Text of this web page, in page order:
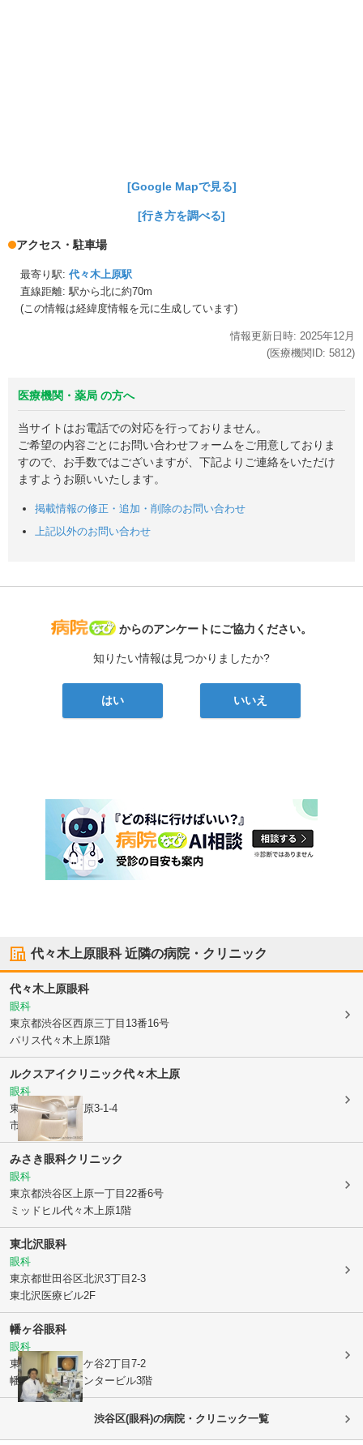
[Google Mapで見る]
[行き方を調べる]
アクセス・駐車場
最寄り駅: 代々木上原駅
直線距離: 駅から北に約70m
(この情報は経緯度情報を元に生成しています)
情報更新日時: 2025年12月
(医療機関ID: 5812)
医療機関・薬局 の方へ
当サイトはお電話での対応を行っておりません。
ご希望の内容ごとにお問い合わせフォームをご用意しておりま
すので、お手数ではございますが、下記よりご連絡をいただけ
ますようお願いいたします。
掲載情報の修正・追加・削除のお問い合わせ
上記以外のお問い合わせ
病院なび
からのアンケートにご協力ください。
知りたい情報は見つかりましたか?
はい いいえ
代々木上原眼科近隣の病院・クリニック
代々木上原眼科
眼科
東京都渋谷区西原三丁目13番16号
パリス代々木上原1階
ルクスアイクリニック代々木上原
眼科
東京都渋谷区西原3-1-4
市川ビル1F
みさき眼科クリニック
眼科
東京都渋谷区上原一丁目22番6号
ミッドヒル代々木上原1階
東北沢眼科
眼科
東京都世田谷区北沢3丁目2-3
東北沢医療ビル2F
幡ヶ谷眼科
眼科
東京都渋谷区幡ケ谷2丁目7-2
幡ケ谷ニューセンタービル3階
渋谷区(眼科)の病院・クリニック一覧